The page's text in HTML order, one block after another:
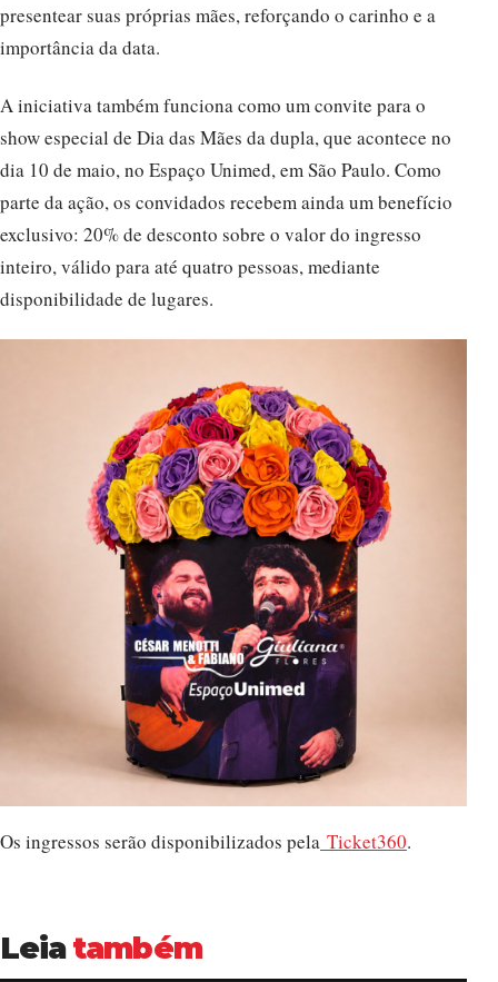
presentear suas próprias mães, reforçando o carinho e a
importância da data.
A iniciativa também funciona como um convite para o
show especial de Dia das Mães da dupla, que acontece no
dia 10 de maio, no Espaço Unimed, em São Paulo. Como
parte da ação, os convidados recebem ainda um benefício
exclusivo: 20% de desconto sobre o valor do ingresso
inteiro, válido para até quatro pessoas, mediante
disponibilidade de lugares.
Os ingressos serão disponibilizados pela Ticket360.
Leiatambém